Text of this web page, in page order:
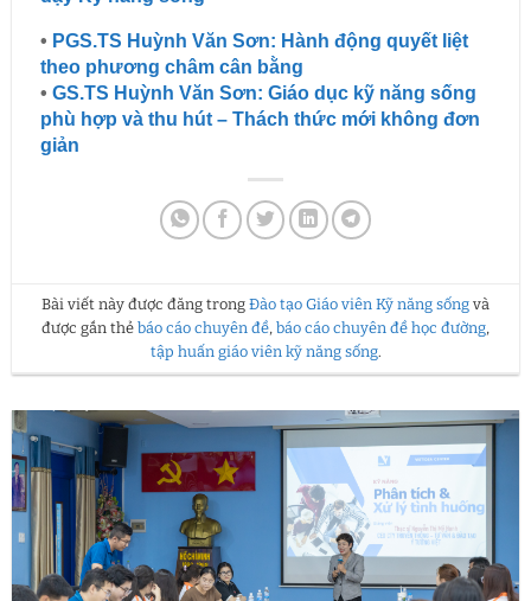
• PGS.TS Huỳnh Văn Sơn: Hành động quyết liệt
theo phương châm cân bằng
• GS.TS Huỳnh Văn Sơn: Giáo dục kỹ năng sống
phù hợp và thu hút – Thách thức mới không đơn
giản
Bài viết này được đăng trong Đào tạo Giáo viên Kỹ năng sống và
được gắn thẻ báo cáo chuyên đề, báo cáo chuyên đề học đường,
tập huấn giáo viên kỹ năng sống.